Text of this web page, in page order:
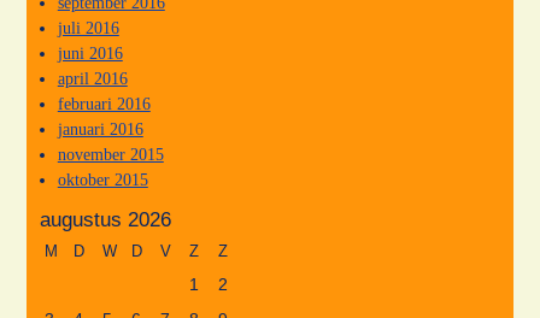
juli 2016
juni 2016
april 2016
februari 2016
januari 2016
november 2015
oktober 2015
augustus 2026
M D W D V Z Z
1
2